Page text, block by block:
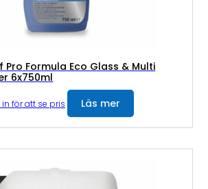
Pro Formula Eco Glass & Multi
6x750ml
in för att se pris Läs mer